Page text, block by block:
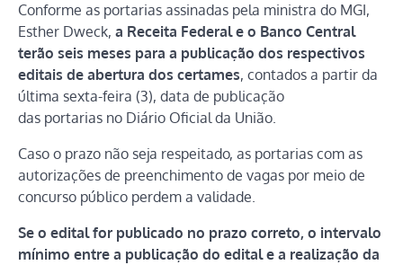
Conforme as portarias assinadas pela ministra do MGI,
Esther Dweck, a Receita Federal e o Banco Central
terão seis meses para a publicação dos respectivos
editais de abertura dos certames, contados a partir da
última sexta-feira (3), data de publicação
das portarias no Diário Oficial da União.
Caso o prazo não seja respeitado, as portarias com as
autorizações de preenchimento de vagas por meio de
concurso público perdem a validade.
Se o edital for publicado no prazo correto, o intervalo
mínimo entre a publicação do edital e a realização da